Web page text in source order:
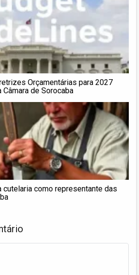
Orçamentárias para 2027
de Sorocaba
como representante das